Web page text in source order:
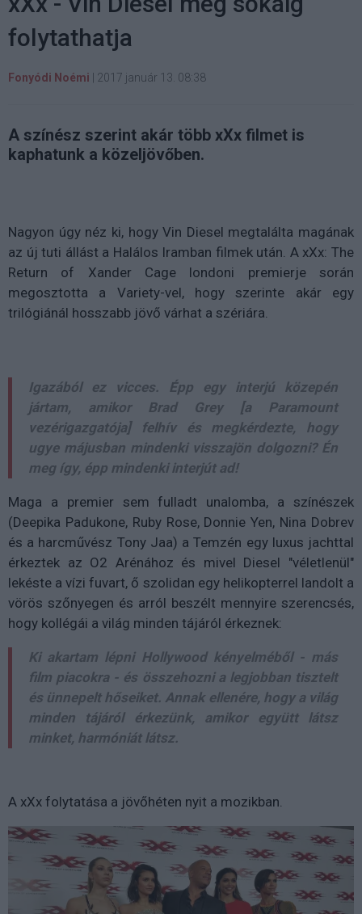
folytathatja
Fonyódi Noémi 2017 január 13. 08:38
A színész szerint akár több xXx filmet is
kaphatunk a közeljövőben.
Nagyon úgy néz ki, hogy Vin Diesel megtalálta magának
az új tuti állást a Halálos Iramban filmek után. A xXx: The
Return of Xander Cage londoni premierje során
megosztotta a Variety-vel, hogy szerinte akár egy
trilógiánál hosszabb jövő várhat a szériára.
Igazából ez vicces. Épp egy interjú közepén
jártam, amikor Brad Grey [a Paramount
vezérigazgatója] felhív és megkérdezte, hogy
ugye májusban mindenki visszajön dolgozni? Én
meg így, épp mindenki interjút ad!
Maga a premier sem fulladt unalomba, a színészek
(Deepika Padukone, Ruby Rose, Donnie Yen, Nina Dobrev
és a harcművész Tony Jaa) a Temzén egy luxus jachttal
érkeztek az O2 Arénához és mivel Diesel "véletlenül"
lekéste a vízi fuvart, ő szolidan egy helikopterrel landolt a
vörös szőnyegen és arról beszélt mennyire szerencsés,
hogy kollégái a világ minden tájáról érkeznek:
Ki akartam lépni Hollywood kényelméből - más
film piacokra - és összehozni a legjobban tisztelt
és ünnepelt hőseiket. Annak ellenére, hogy a világ
minden tájáról érkezünk, amikor együtt látsz
minket, harmóniát látsz.
A xXx folytatása a jövőhéten nyit a mozikban.